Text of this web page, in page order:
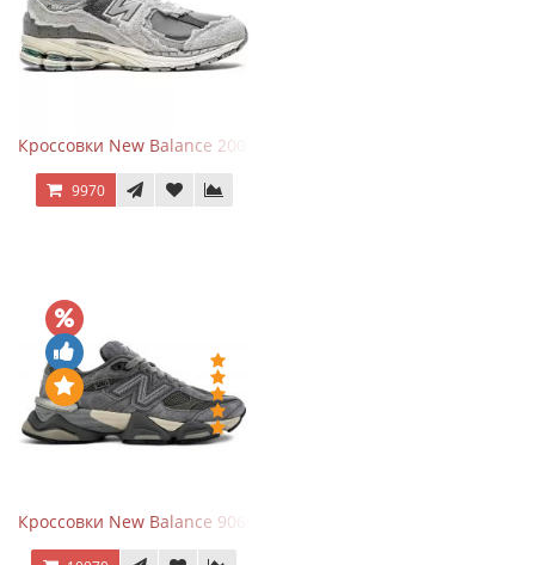
Кроссовки New Balance 2002R Protection Pack Grey
9970
Кроссовки New Balance 9060 x Joe Freshgoods Dark Grey